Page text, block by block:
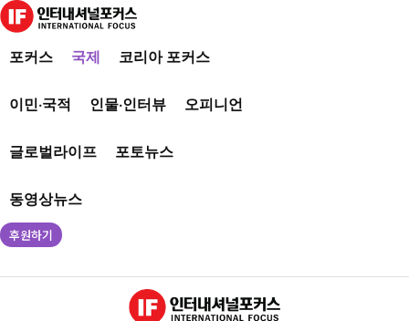
포커스 국제 코리아 포커스
이민·국적 인물·인터뷰 오피니언
글로벌라이프 포토뉴스
동영상뉴스
후원하기